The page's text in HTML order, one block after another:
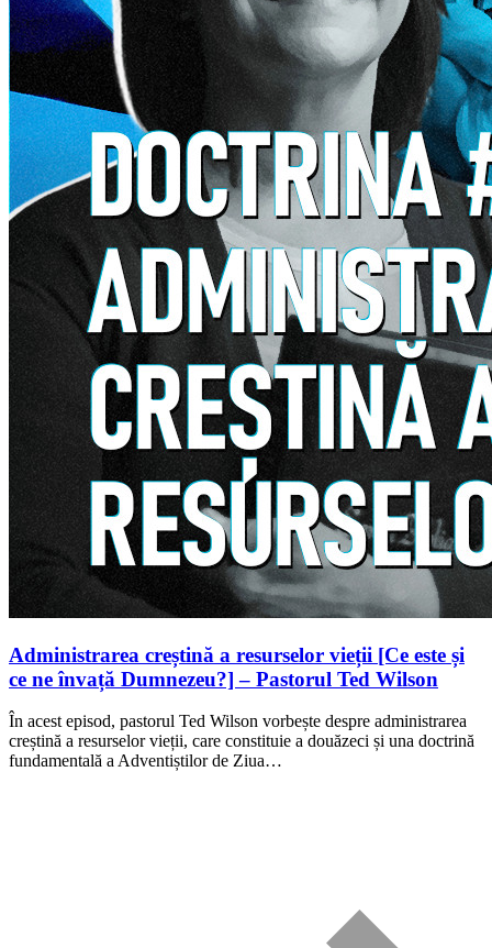
Administrarea creștină a resurselor vieții [Ce este și
ce ne învață Dumnezeu?] – Pastorul Ted Wilson
În acest episod, pastorul Ted Wilson vorbește despre administrarea
creștină a resurselor vieții, care constituie a douăzeci și una doctrină
fundamentală a Adventiștilor de Ziua…